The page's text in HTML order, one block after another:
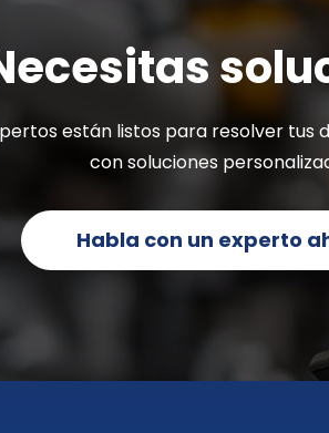
están listos para resolver tus
con soluciones
Habla con un experto